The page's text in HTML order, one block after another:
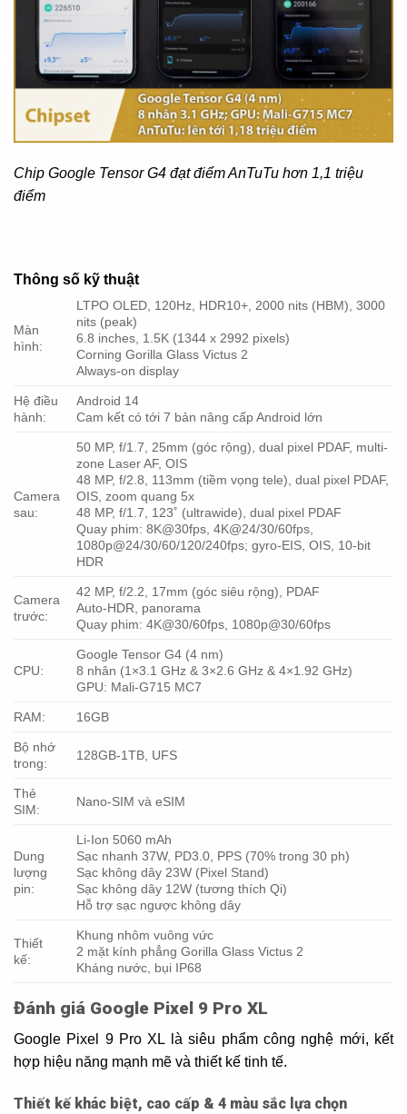
Chip Google Tensor G4 đạt điểm AnTuTu hơn 1,1 triệu
điểm
Thông số kỹ thuật
Màn
hình:
LTPO OLED, 120Hz, HDR10+, 2000 nits (HBM), 3000
nits (peak)
6.8 inches, 1.5K (1344 x 2992 pixels)
Corning Gorilla Glass Victus 2
Always-on display
Hệ điều
hành:
Android 14
Cam kết có tới 7 bản nâng cấp Android lớn
Camera
sau:
50 MP, f/1.7, 25mm (góc rộng), dual pixel PDAF, multi-
zone Laser AF, OIS
48 MP, f/2.8, 113mm (tiềm vọng tele), dual pixel PDAF,
OIS, zoom quang 5x
48 MP, f/1.7, 123˚ (ultrawide), dual pixel PDAF
Quay phim: 8K@30fps, 4K@24/30/60fps,
1080p@24/30/60/120/240fps; gyro-EIS, OIS, 10-bit
HDR
Camera
trước:
42 MP, f/2.2, 17mm (góc siêu rộng), PDAF
Auto-HDR, panorama
Quay phim: 4K@30/60fps, 1080p@30/60fps
CPU:
Google Tensor G4 (4 nm)
8 nhân (1×3.1 GHz & 3×2.6 GHz & 4×1.92 GHz)
GPU: Mali-G715 MC7
RAM: 16GB
Bộ nhớ
trong:
128GB-1TB, UFS
Thẻ
SIM:
Nano-SIM và eSIM
Dung
lượng
pin:
Li-Ion 5060 mAh
Sạc nhanh 37W, PD3.0, PPS (70% trong 30 ph)
Sạc không dây 23W (Pixel Stand)
Sạc không dây 12W (tương thích Qi)
Hỗ trợ sạc ngược không dây
Thiết
kế:
Khung nhôm vuông vức
2 mặt kính phẳng Gorilla Glass Victus 2
Kháng nước, bụi IP68
Đánh giá Google Pixel 9 Pro XL
Google Pixel 9 Pro XL là siêu phẩm công nghệ mới, kết
hợp hiệu năng mạnh mẽ và thiết kế tinh tế.
Thiết kế khác biệt, cao cấp & 4 màu sắc lựa chọn